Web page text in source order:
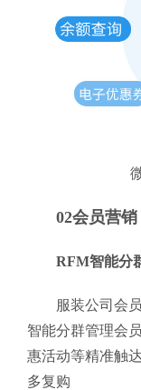
02会员营销
RFM智能分
服装公司会
智能分群管理会
惠活动等精准触
多复购